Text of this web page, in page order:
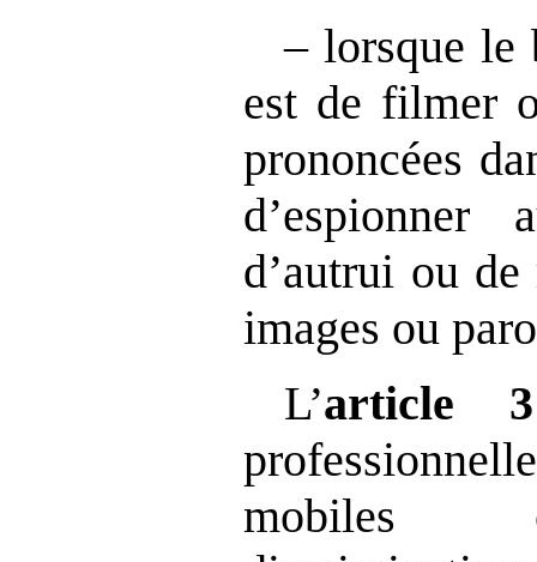
– lorsque le
est de filmer
prononcées
d’espionner
d’autrui ou
images ou
L’article 3
mobiles